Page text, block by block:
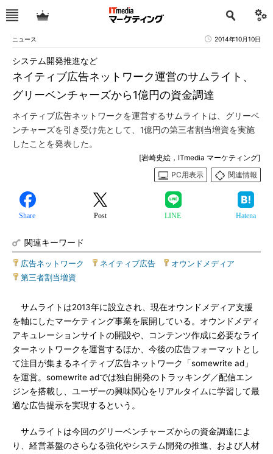
ニュース 2014年10月10日
ネイティブ広告ネットワーク運営のサムライト、
グリーベンチャーズから1億円の資金調達
システム開発推進など
ネイティブ広告ネットワークを運営するサムライトは、グリーベ
ンチャーズを引き受け先として、1億円の第三者割当増資を実施
したことを発表した。
[岩崎史絵，ITmedia マーケティング]
PC用表示
関連情報
Share Post LINE Hatena
関連キーワード
広告ネットワーク ネイティブ広告 オウンドメディア
第三者割当増資
サムライトは2013年に設立され、現在オウンドメディア支援
を軸にしたマーケティング事業を展開している。オウンドメディ
アキュレーションサイトの開設や、コンテンツ作成に必要なライ
ターネットワークを運営するほか、今後の広告フォーマットとし
て注目が集まるネイティブ広告ネットワーク「somewrite ad」
を運営。somewrite adでは独自開発のトラッキング／配信エン
ジンを搭載し、ユーザーの興味関心をリアルタイムに学習して最
適な広告提示を実現するという。
サムライトは今回のグリーベンチャーズからの資金調達によ
り、経営基盤のさらなる強化やシステム開発の推進、および人材